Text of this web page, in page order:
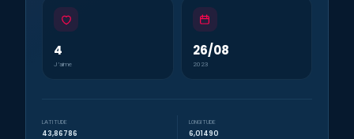
4
J’aime
26/08
2023
LATITUDE
43,86786
LONGITUDE
6,01490